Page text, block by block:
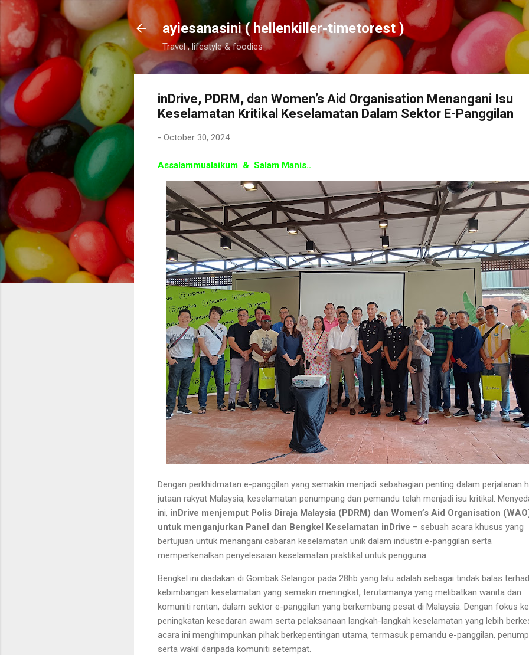
Skip to main content
ayiesanasini ( hellenkiller-timetorest )
Travel , lifestyle & foodies
inDrive, PDRM, dan Women’s Aid Organisation Menangani Isu
Keselamatan Kritikal Keselamatan Dalam Sektor E-Panggilan
- October 30, 2024
Assalammualaikum & Salam Manis..
Dengan perkhidmatan e-panggilan yang semakin menjadi sebahagian penting dalam perjalanan
jutaan rakyat Malaysia, keselamatan penumpang dan pemandu telah menjadi isu kritikal.
ini, inDrive menjemput Polis Diraja Malaysia (PDRM) dan Women’s Aid Organisation
untuk menganjurkan Panel dan Bengkel Keselamatan inDrive – sebuah acara khusus yang
bertujuan untuk menangani cabaran keselamatan unik dalam industri e-panggilan serta
memperkenalkan penyelesaian keselamatan praktikal untuk pengguna.
Bengkel ini diadakan di Gombak Selangor pada 28hb yang lalu adalah sebagai tindak balas
kebimbangan keselamatan yang semakin meningkat, terutamanya yang melibatkan wanita dan
komuniti rentan, dalam sektor e-panggilan yang berkembang pesat di Malaysia. Dengan fokus
peningkatan kesedaran awam serta pelaksanaan langkah-langkah keselamatan yang lebih
acara ini menghimpunkan pihak berkepentingan utama, termasuk pemandu e-panggilan,
serta wakil daripada komuniti setempat.